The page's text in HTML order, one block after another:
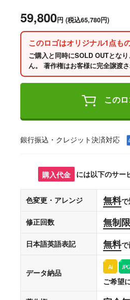
59,800円 (税込65,780円)
このロゴはオリジナル1点も
ご購入と同時にSOLD OUTとな
ん。 著作権はお客様に完全譲渡さ
この
銀行振込・クレジット決済対応
購入代金 には以下のサー
色変更・アレンジ 無料
修正回数 無制
日本語英語表記 無料
データ納品
ご希望